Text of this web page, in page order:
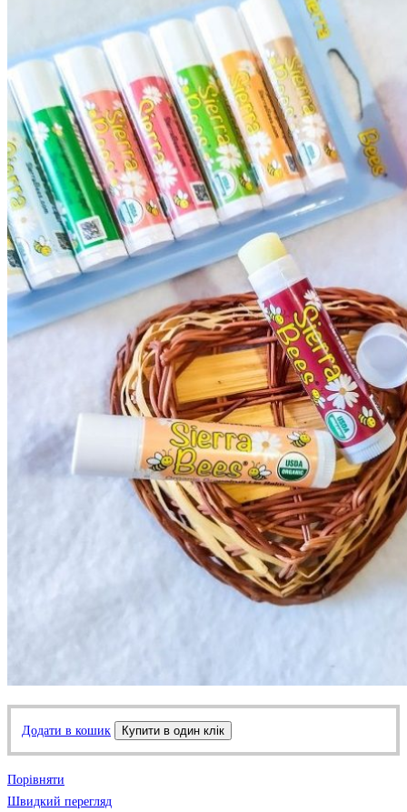
Додати в кошик Купити в один клік
Порівняти
Швидкий перегляд